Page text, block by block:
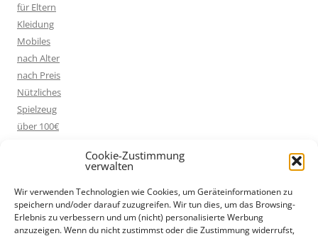
Cookie-Zustimmung
verwalten
Wir verwenden Technologien wie Cookies, um Geräteinformationen zu
speichern und/oder darauf zuzugreifen. Wir tun dies, um das Browsing-
Erlebnis zu verbessern und um (nicht) personalisierte Werbung
anzuzeigen. Wenn du nicht zustimmst oder die Zustimmung widerrufst,
für Eltern
Kleidung
Mobiles
nach Alter
nach Preis
Nützliches
Spielzeug
über 100€
* Diese Seite verwendet Werbe-Links bzw. Affiliate-Links, die mit
einem Sternchen (*) gekennzeichnet sind. Wenn du auf so einen